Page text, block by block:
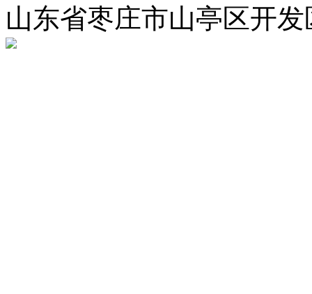
山东省枣庄市山亭区开